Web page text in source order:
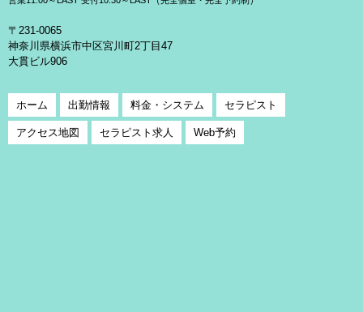
〒231-0065
神奈川県横浜市中区宮川町2丁目47
大貫ビル906
ホーム 出勤情報 料金・システム セラピスト
アクセス地図 セラピスト求人 Web予約